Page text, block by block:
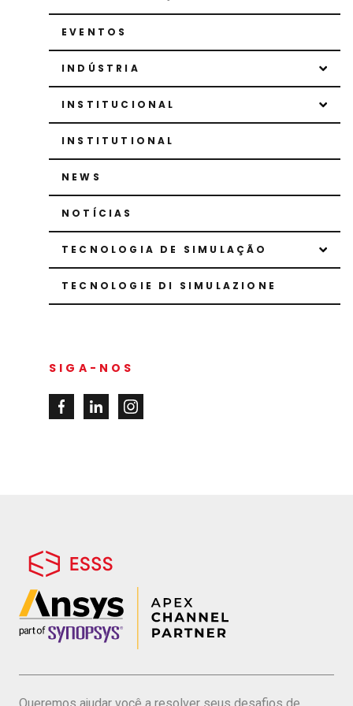
EVENTOS
INDÚSTRIA
INSTITUCIONAL
INSTITUTIONAL
NEWS
NOTÍCIAS
TECNOLOGIA DE SIMULAÇÃO
TECNOLOGIE DI SIMULAZIONE
SIGA-NOS